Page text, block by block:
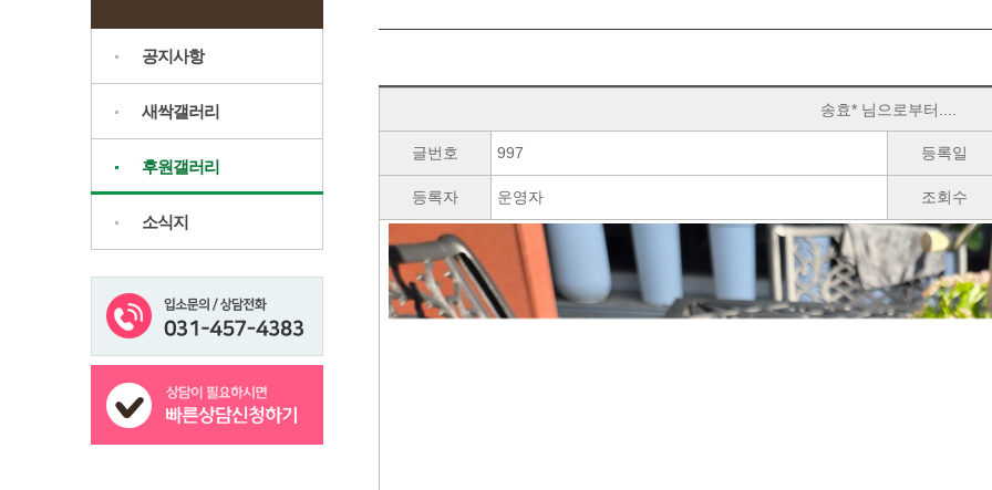
공지사항
새싹갤러리
후원갤러리
소식지
송효* 님으로부터....
글번호 997 등록일
등록자 운영자 조회수